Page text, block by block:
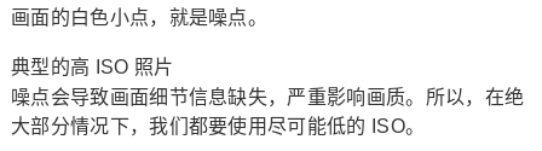
画面的白色小点，就是噪点。
典型的高 ISO 照片
噪点会导致画面细节信息缺失，严重影响画质。所以，在绝
大部分情况下，我们都要使用尽可能低的 ISO。